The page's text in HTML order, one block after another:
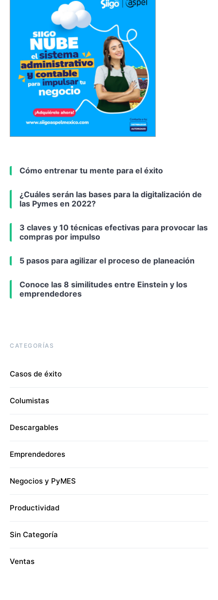
Cómo entrenar tu mente para el éxito
¿Cuáles serán las bases para la digitalización de
las Pymes en 2022?
3 claves y 10 técnicas efectivas para provocar las
compras por impulso
5 pasos para agilizar el proceso de planeación
Conoce las 8 similitudes entre Einstein y los
emprendedores
CATEGORÍAS
Casos de éxito
Columistas
Descargables
Emprendedores
Negocios y PyMES
Productividad
Sin Categoría
Ventas